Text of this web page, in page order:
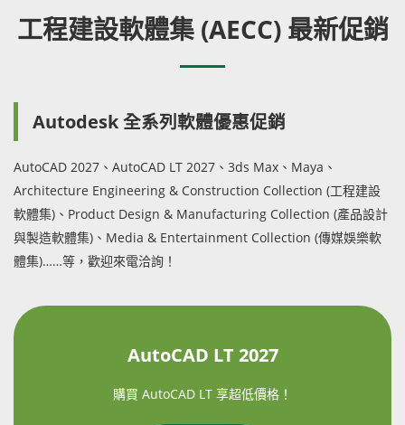
工程建設軟體集 (AECC) 最新促銷
Autodesk 全系列軟體優惠促銷
AutoCAD 2027、AutoCAD LT 2027、3ds Max、Maya、
Architecture Engineering & Construction Collection (工程建設
軟體集)、Product Design & Manufacturing Collection (產品設計
與製造軟體集)、Media & Entertainment Collection (傳媒娛樂軟
體集)……等，歡迎來電洽詢！
AutoCAD LT 2027
購買 AutoCAD LT 享超低價格！